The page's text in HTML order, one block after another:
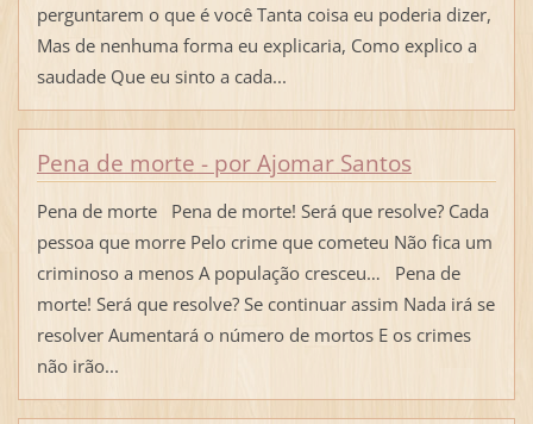
perguntarem o que é você Tanta coisa eu poderia dizer,
Mas de nenhuma forma eu explicaria, Como explico a
saudade Que eu sinto a cada...
Pena de morte - por Ajomar Santos
Pena de morte Pena de morte! Será que resolve? Cada
pessoa que morre Pelo crime que cometeu Não fica um
criminoso a menos A população cresceu… Pena de
morte! Será que resolve? Se continuar assim Nada irá se
resolver Aumentará o número de mortos E os crimes
não irão...